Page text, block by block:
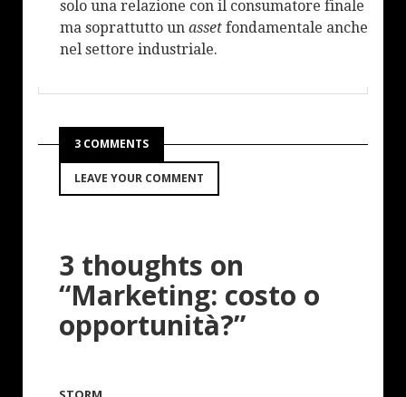
solo una relazione con il consumatore finale
ma soprattutto un asset fondamentale anche
nel settore industriale.
3 COMMENTS
LEAVE YOUR COMMENT
3 thoughts on
“Marketing: costo o
opportunità?”